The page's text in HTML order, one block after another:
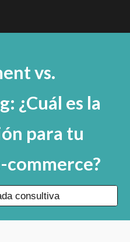
vs.
¿Cuál es la
para tu
commerce?
consultiva